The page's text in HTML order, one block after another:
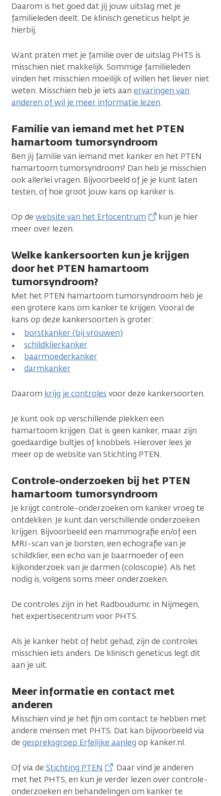
Daarom is het goed dat jij jouw uitslag met je
familieleden deelt. De klinisch geneticus helpt je
hierbij.
Want praten met je familie over de uitslag PHTS is
misschien niet makkelijk. Sommige familieleden
vinden het misschien moeilijk of willen het liever niet
weten. Misschien heb je iets aan ervaringen van
anderen of wil je meer informatie lezen.
Familie van iemand met het PTEN
hamartoom tumorsyndroom
Ben jij familie van iemand met kanker en het PTEN
hamartoom tumorsyndroom? Dan heb je misschien
ook allerlei vragen. Bijvoorbeeld of je je kunt laten
testen, of hoe groot jouw kans op kanker is.
Op de website van het Erfocentrum
kun je hier
meer over lezen.
Welke kankersoorten kun je krijgen
door het PTEN hamartoom
tumorsyndroom?
Met het PTEN hamartoom tumorsyndroom heb je
een grotere kans om kanker te krijgen. Vooral de
kans op deze kankersoorten is groter:
borstkanker (bij vrouwen)
schildklierkanker
baarmoederkanker
darmkanker
Daarom krijg je controles voor deze kankersoorten.
Je kunt ook op verschillende plekken een
hamartoom krijgen. Dat is geen kanker, maar zijn
goedaardige bultjes of knobbels. Hierover lees je
meer op de website van Stichting PTEN.
Controle-onderzoeken bij het PTEN
hamartoom tumorsyndroom
Je krijgt controle-onderzoeken om kanker vroeg te
ontdekken. Je kunt dan verschillende onderzoeken
krijgen. Bijvoorbeeld een mammografie en/of een
MRI-scan van je borsten, een echografie van je
schildklier, een echo van je baarmoeder of een
kijkonderzoek van je darmen (coloscopie). Als het
nodig is, volgens soms meer onderzoeken.
De controles zijn in het Radboudumc in Nijmegen,
het expertisecentrum voor PHTS.
Als je kanker hebt of hebt gehad, zijn de controles
misschien iets anders. De klinisch geneticus legt dit
aan je uit.
Meer informatie en contact met
anderen
Misschien vind je het fijn om contact te hebben met
andere mensen met PHTS. Dat kan bijvoorbeeld via
de gespreksgroep Erfelijke aanleg op kanker.nl.
Of via de Stichting PTEN
. Daar vind je anderen
met het PHTS, en kun je verder lezen over controle-
onderzoeken en behandelingen om kanker te